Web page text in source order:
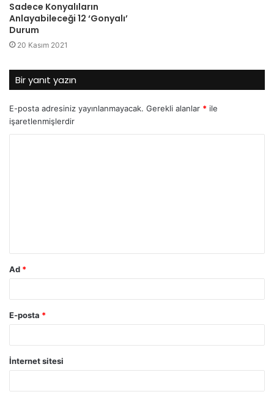
Sadece Konyalıların
Anlayabileceği 12 ‘Gonyalı’
Durum
20 Kasım 2021
Bir yanıt yazın
E-posta adresiniz yayınlanmayacak. Gerekli alanlar * ile
işaretlenmişlerdir
Ad *
E-posta *
İnternet sitesi